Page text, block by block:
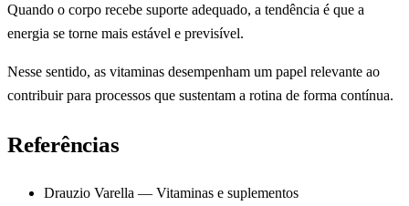
Quando o corpo recebe suporte adequado, a tendência é que a
energia se torne mais estável e previsível.
Nesse sentido, as vitaminas desempenham um papel relevante ao
contribuir para processos que sustentam a rotina de forma contínua.
Referências
Drauzio Varella — Vitaminas e suplementos